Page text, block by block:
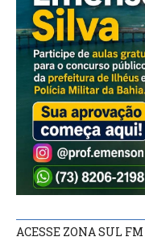
ACESSE ZONA SUL